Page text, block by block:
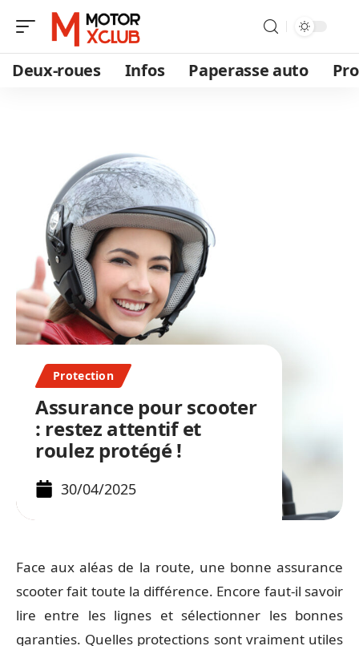
Deux-roues Infos Paperasse auto
Protection
Assurance pour scooter
: restez attentif et
roulez protégé !
30/04/2025
Face aux aléas de la route, une bonne assurance
scooter fait toute la différence. Encore faut-il savoir
lire entre les lignes et sélectionner les bonnes
garanties. Quelles protections sont vraiment utiles